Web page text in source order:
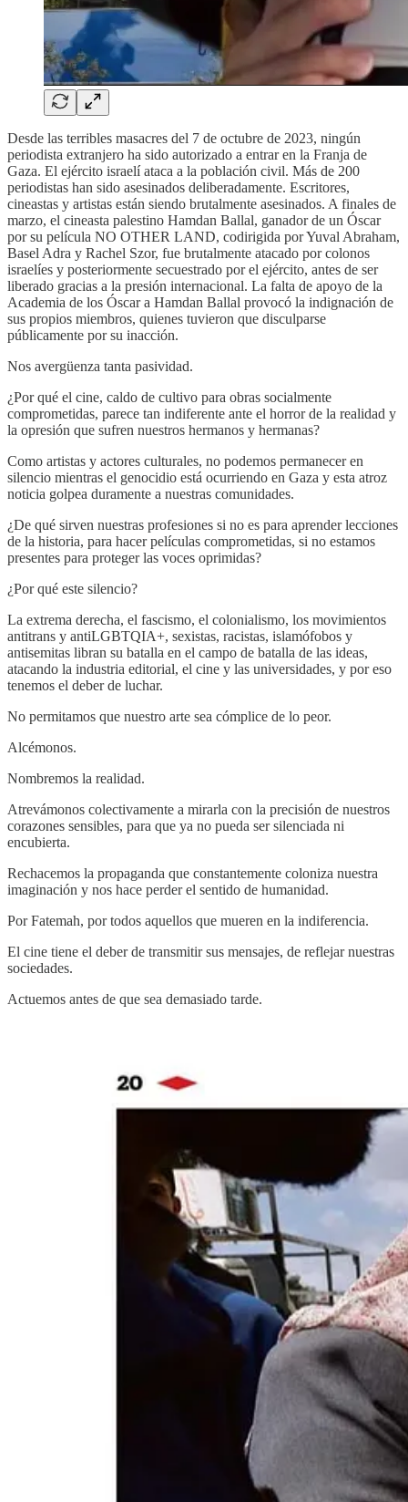
Desde las terribles masacres del 7 de octubre de 2023, ningún
periodista extranjero ha sido autorizado a entrar en la Franja de
Gaza. El ejército israelí ataca a la población civil. Más de 200
periodistas han sido asesinados deliberadamente. Escritores,
cineastas y artistas están siendo brutalmente asesinados. A finales de
marzo, el cineasta palestino Hamdan Ballal, ganador de un Óscar
por su película NO OTHER LAND, codirigida por Yuval Abraham,
Basel Adra y Rachel Szor, fue brutalmente atacado por colonos
israelíes y posteriormente secuestrado por el ejército, antes de ser
liberado gracias a la presión internacional. La falta de apoyo de la
Academia de los Óscar a Hamdan Ballal provocó la indignación de
sus propios miembros, quienes tuvieron que disculparse
públicamente por su inacción.
Nos avergüenza tanta pasividad.
¿Por qué el cine, caldo de cultivo para obras socialmente
comprometidas, parece tan indiferente ante el horror de la realidad y
la opresión que sufren nuestros hermanos y hermanas?
Como artistas y actores culturales, no podemos permanecer en
silencio mientras el genocidio está ocurriendo en Gaza y esta atroz
noticia golpea duramente a nuestras comunidades.
¿De qué sirven nuestras profesiones si no es para aprender lecciones
de la historia, para hacer películas comprometidas, si no estamos
presentes para proteger las voces oprimidas?
¿Por qué este silencio?
La extrema derecha, el fascismo, el colonialismo, los movimientos
antitrans y antiLGBTQIA+, sexistas, racistas, islamófobos y
antisemitas libran su batalla en el campo de batalla de las ideas,
atacando la industria editorial, el cine y las universidades, y por eso
tenemos el deber de luchar.
No permitamos que nuestro arte sea cómplice de lo peor.
Alcémonos.
Nombremos la realidad.
Atrevámonos colectivamente a mirarla con la precisión de nuestros
corazones sensibles, para que ya no pueda ser silenciada ni
encubierta.
Rechacemos la propaganda que constantemente coloniza nuestra
imaginación y nos hace perder el sentido de humanidad.
Por Fatemah, por todos aquellos que mueren en la indiferencia.
El cine tiene el deber de transmitir sus mensajes, de reflejar nuestras
sociedades.
Actuemos antes de que sea demasiado tarde.